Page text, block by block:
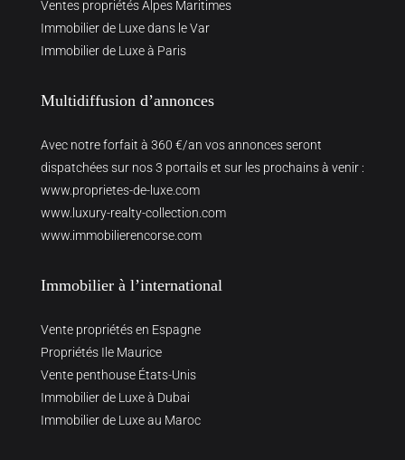
Ventes propriétés Alpes Maritimes
Immobilier de Luxe dans le Var
Immobilier de Luxe à Paris
Multidiffusion d’annonces
Avec notre forfait à 360 €/an vos annonces seront
dispatchées sur nos 3 portails et sur les prochains à venir :
www.proprietes-de-luxe.com
www.luxury-realty-collection.com
www.immobilierencorse.com
Immobilier à l’international
Vente propriétés en Espagne
Propriétés Ile Maurice
Vente penthouse États-Unis
Immobilier de Luxe à Dubai
Immobilier de Luxe au Maroc